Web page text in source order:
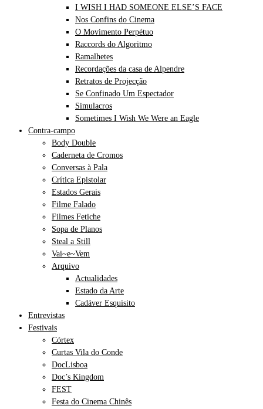
I WISH I HAD SOMEONE ELSE’S FACE
Nos Confins do Cinema
O Movimento Perpétuo
Raccords do Algoritmo
Ramalhetes
Recordações da casa de Alpendre
Retratos de Projecção
Se Confinado Um Espectador
Simulacros
Sometimes I Wish We Were an Eagle
Contra-campo
Body Double
Caderneta de Cromos
Conversas à Pala
Crítica Epistolar
Estados Gerais
Filme Falado
Filmes Fetiche
Sopa de Planos
Steal a Still
Vai~e~Vem
Arquivo
Actualidades
Estado da Arte
Cadáver Esquisito
Entrevistas
Festivais
Córtex
Curtas Vila do Conde
DocLisboa
Doc’s Kingdom
FEST
Festa do Cinema Chinês